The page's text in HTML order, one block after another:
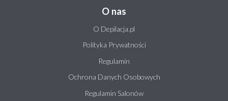
O nas
O Depilacja.pl
Polityka Prywatności
Regulamin
Ochrona Danych Osobowych
Regulamin Salonów